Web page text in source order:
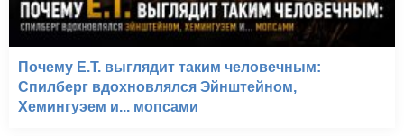
Почему E.T. выглядит таким человечным:
Спилберг вдохновлялся Эйнштейном,
Хемингуэем и... мопсами